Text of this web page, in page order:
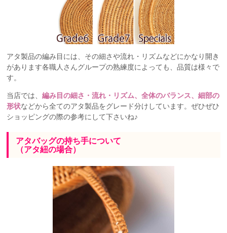
アタ製品の編み目には、その細さや流れ・リズムなどにかなり開き
があります各職人さんグループの熟練度によっても、品質は様々で
す。
当店では、編み目の細さ・流れ・リズム、全体のバランス、細部の
形状などから全てのアタ製品をグレード分けしています。ぜひぜひ
ショッピングの際の参考にして下さいね♪
アタバッグの持ち手について
（アタ紐の場合）